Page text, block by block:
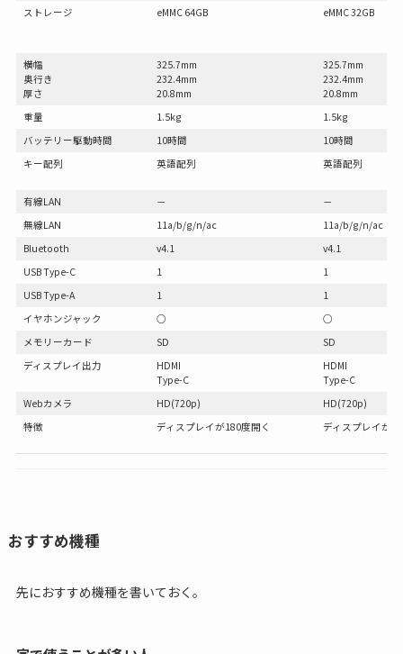
ストレージ
eMMC 64GB eMMC 32GB
横幅
奥行き
厚さ
325.7mm
232.4mm
20.8mm
325.7mm
232.4mm
20.8mm
重量
1.5kg
1.5kg
バッテリー駆動時間
10時間
10時間
キー配列
英語配列 英語配列
有線LAN －
－
無線LAN
11a/b/g/n/ac
11a/b/g/n/ac
Bluetooth
v4.1
v4.1
USB Type-C
1
1
USB Type-A
1
1
イヤホンジャック
○
○
メモリーカード
SD
SD
ディスプレイ出力
HDMI
Type-C
HDMI
Type-C
Webカメラ
HD(720p)
HD(720p)
特徴
ディスプレイが180度開く ディスプレイが
おすすめ機種
先におすすめ機種を書いておく。